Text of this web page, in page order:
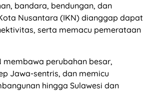
bandara, bendungan, dan
Nusantara (IKN) dianggap dapat
serta memacu pemerataan
membawa perubahan besar,
Jawa-sentris, dan memicu
hingga Sulawesi dan